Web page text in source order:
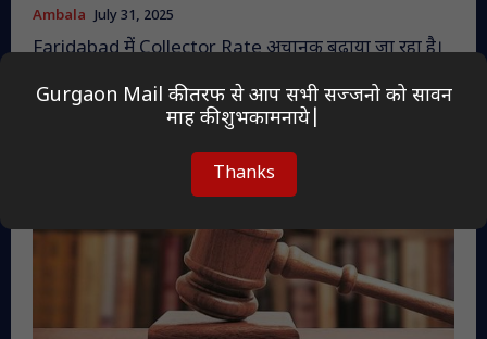
Ambala July 31, 2025
Faridabad में Collector Rate अचानक बढ़ाया जा रहा है।
Gurgaon Mail की तरफ से आप सभी सज्जनो को सावन
माह की शुभकामनाये|
Thanks